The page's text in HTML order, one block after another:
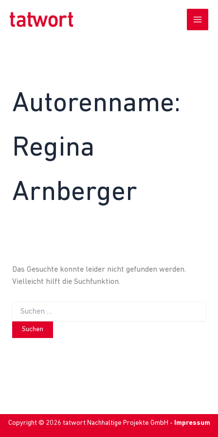
Inhalt
Autorenname:
Regina
Arnberger
Das Gesuchte konnte leider nicht gefunden werden.
Vielleicht hilft die Suchfunktion.
nach:
Copyright © 2026 tatwort Nachhaltige Projekte GmbH - Impressum